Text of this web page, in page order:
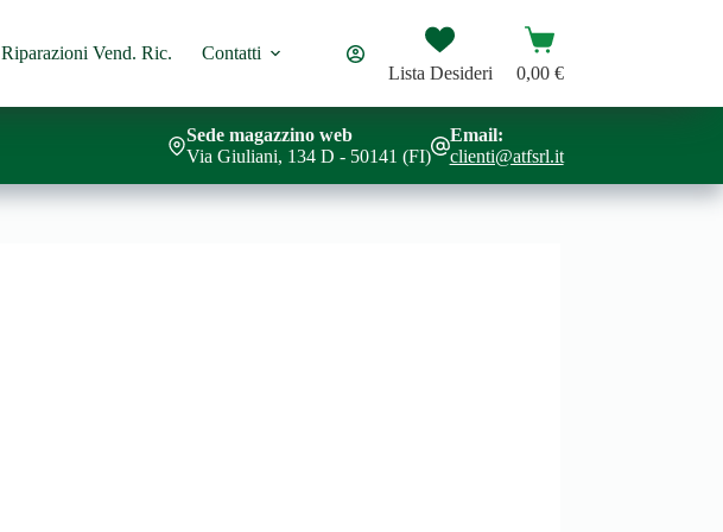
Riparazioni Vend. Ric.
Contatti
Lista Desideri
Carrello
0,00 €
Sede magazzino web
Via Giuliani, 134 D - 50141 (FI)
Email:
clienti@atfsrl.it